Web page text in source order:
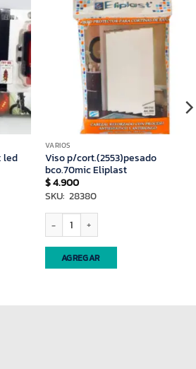
led
VARIOS
Viso p/cort.(2553)pesado
bco.70mic Eliplast
$4.900
SKU: 28380
Viso p/cort.(2553)pesado bco.70mic
AGREGAR